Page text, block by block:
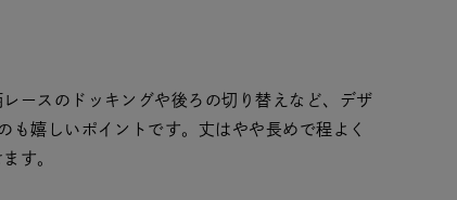
ースのドッキングや後ろの切り替えなど、デザ
も嬉しいポイントです。丈はやや長めで程よく
す。